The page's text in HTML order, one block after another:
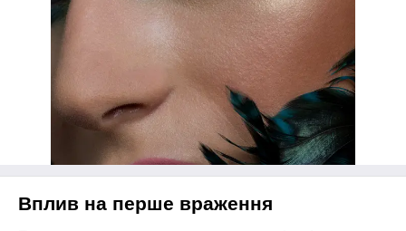
Вплив на перше враження